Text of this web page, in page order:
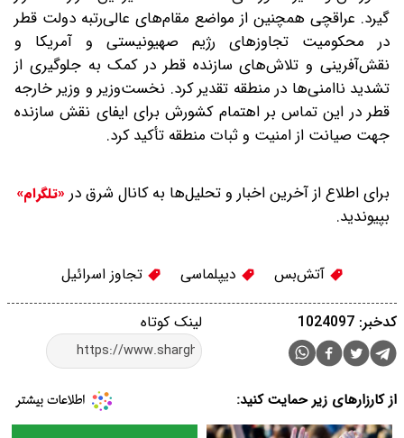
گیرد. عراقچی همچنین از مواضع مقام‌های عالی‌رتبه دولت قطر
در محکومیت تجاوزهای رژیم صهیونیستی و آمریکا و
نقش‌آفرینی و تلاش‌های سازنده قطر در کمک به جلوگیری از
تشدید ناامنی‌ها در منطقه تقدیر کرد. نخست‌وزیر و وزیر خارجه
قطر در این تماس بر اهتمام کشورش برای ایفای نقش سازنده
جهت صیانت از امنیت و ثبات منطقه تأکید کرد.
برای اطلاع از آخرین اخبار و تحلیل‌ها به کانال شرق در «تلگرام»
بپیوندید.
آتش‌بس دیپلماسی تجاوز اسرائیل
لینک کوتاه کدخبر: 1024097
از کارزارهای زیر حمایت کنید: